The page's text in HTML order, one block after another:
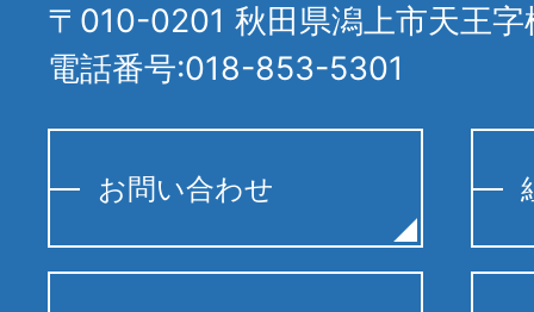
〒010-0201 秋田県潟上市天王
電話番号:018-853-5301
お問い合わせ